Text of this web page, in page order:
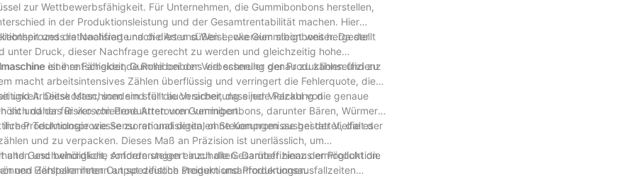
zur Wettbewerbsfähigkeit. Für Unternehmen, die Gummibonbons herstellen,
in der Produktionsleistung und der Gesamtrentabilität machen. Hier
rationalisiert und die Art und Weise, wie Gummibonbons hergestellt
und die Nachfrage nach diesen süßen Leckereien steigt weiter. Da der
unter Druck, dieser Nachfrage gerecht zu werden und gleichzeitig hohe
eine entscheidende Rolle bei der Verbesserung der Produktionseffizienz
ist ihre Fähigkeit, Gummibonbons viel schneller genau zu zählen und zu
macht arbeitsintensives Zählen überflüssig und verringert die Fehlerquote, die
und Arbeitskosten, sondern stellt auch sicher, dass jede Packung die genaue
und das Risiko von Produktretouren verringert.
Diese Maschinen sind für die Verarbeitung einer Vielzahl von
daher für verschiedene Arten von Gummibonbons, darunter Bären, Würmer
Produktionsprozesse zu rationalisieren, ohne Kompromisse bei der Vielfalt der
Technologie wie Sensoren und digitalen Steuerungen ausgestattet, die es
und zu verpacken. Dieses Maß an Präzision ist unerlässlich, um
und behördliche Anforderungen einzuhalten. Darüber hinaus ermöglicht die
und Zählparametern an spezifische Produktionsanforderungen.
und Geschwindigkeit, sondern steigert auch die Gesamteffizienz der Produktion.
Hersteller ihren Output deutlich steigern und Produktionsausfallzeiten